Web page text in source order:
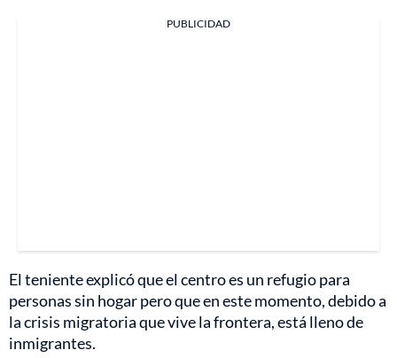
PUBLICIDAD
El teniente explicó que el centro es un refugio para
personas sin hogar pero que en este momento, debido a
la crisis migratoria que vive la frontera, está lleno de
inmigrantes.